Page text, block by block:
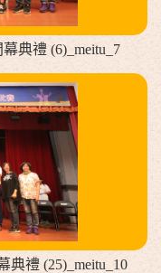
典禮 (6)_meitu_7
典禮 (25)_meitu_10